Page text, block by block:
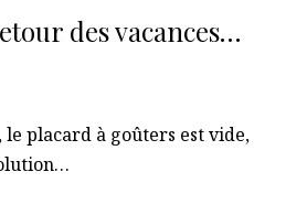
des vacances…
le placard à goûters est vide,